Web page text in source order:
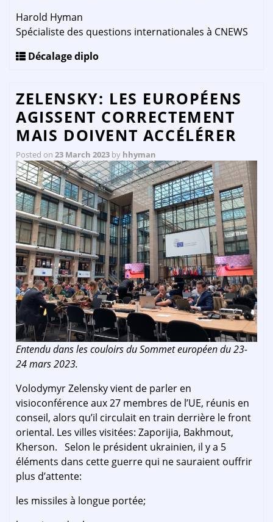
Harold Hyman
Spécialiste des questions internationales à CNEWS
Décalage diplo
ZELENSKY: LES EUROPÉENS
AGISSENT CORRECTEMENT
MAIS DOIVENT ACCÉLÉRER
Posted on 23 March 2023 by hhyman
Entendu dans les couloirs du Sommet européen du 23-
24 mars 2023.
Volodymyr Zelensky vient de parler en
visioconférence aux 27 membres de l’UE, réunis en
conseil, alors qu’il circulait en train derrière le front
oriental. Les villes visitées: Zaporijia, Bakhmout,
Kherson. Selon le président ukrainien, il y a 5
éléments dans cette guerre qui ne sauraient ouffrir
plus d’attente:
les missiles à longue portée;